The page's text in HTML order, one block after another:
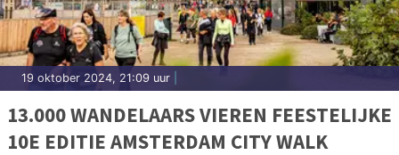
19 oktober 2024, 21:09 uur
13.000 WANDELAARS VIEREN FEESTELIJKE
10E EDITIE AMSTERDAM CITY WALK